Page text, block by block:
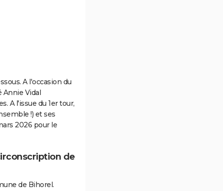
A l'occasion du
Annie Vidal
A l'issue du 1er tour,
!) et ses
2026 pour le
de
de Bihorel.